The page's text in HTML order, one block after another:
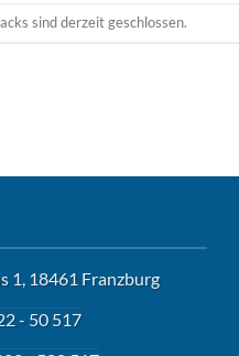
sind derzeit geschlossen.
1, 18461 Franzburg
- 50 517